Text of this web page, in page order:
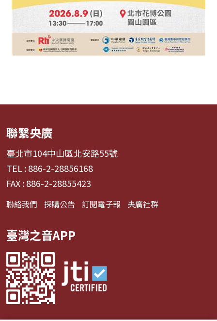
聯繫央廣
臺北市104中山區北安路55號
TEL : 886-2-28856168
FAX : 886-2-28855423
聯絡我們 採購公告 訂閱電子報 央廣社群
臺灣之音APP